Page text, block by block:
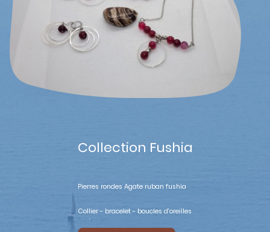
Collection Fushia
Pierres rondes Agate ruban fushia
Collier - bracelet - boucles d'oreilles